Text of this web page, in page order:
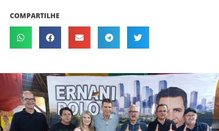
COMPARTILHE